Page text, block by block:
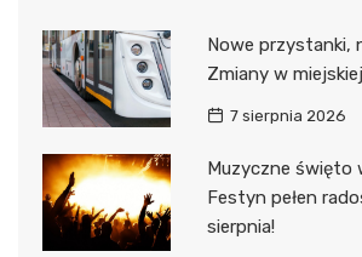
Nowe przystanki,
Zmiany w
7 sierpnia 2026
Muzyczne święto
Festyn pełen
sierpnia!